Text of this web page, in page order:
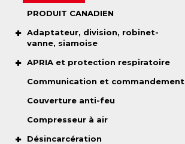
PRODUIT CANADIEN
Adaptateur, division, robinet-
vanne, siamoise
APRIA et protection respiratoire
Communication et commandement
Couverture anti-feu
Compresseur à air
Désincarcération